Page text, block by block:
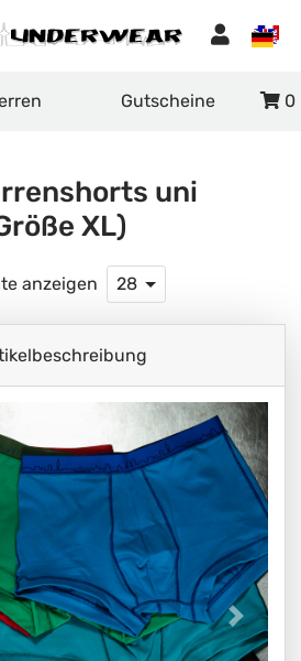
Gutscheine 0
uni
XL)
anzeigen 28